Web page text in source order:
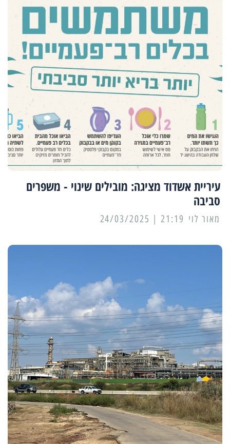
עיריית אשדוד מציגה: מובילים שינוי - משפרים
סביבה
מאור לוי 21:19 | 24/03/2025